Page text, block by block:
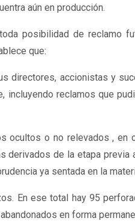
aún en producción.
posibilidad de reclamo
que:
directores, accionistas y
reclamos que
ocultos o no relevados , en
derivados de la etapa
ya sentada en la
En ese total hay 95
en forma